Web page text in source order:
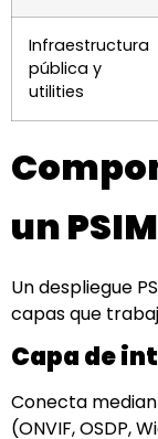
Infraestructura
pública y
utilities
un PSIM
Un despliegue
capas que
Capa de
Conecta
(ONVIF, OSDP,